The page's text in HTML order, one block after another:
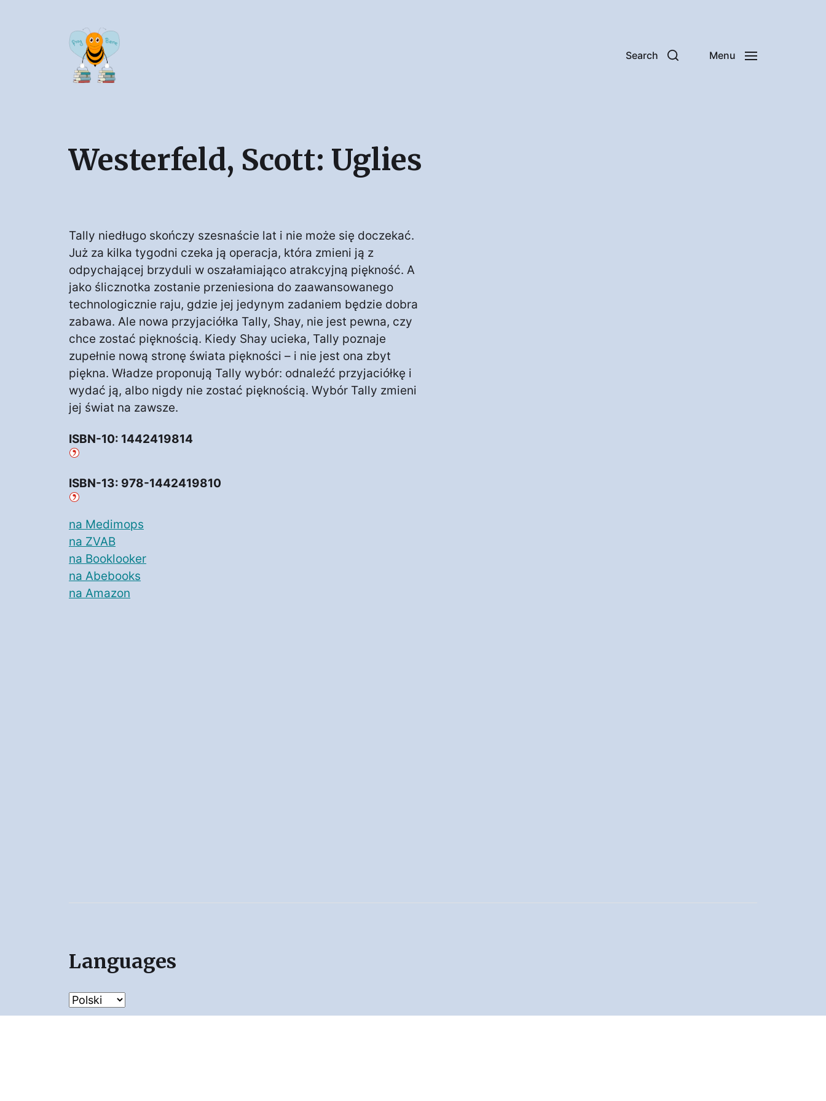
Search Menu
Westerfeld, Scott: Uglies
Tally niedługo skończy szesnaście lat i nie może się doczekać.
Już za kilka tygodni czeka ją operacja, która zmieni ją z
odpychającej brzyduli w oszałamiająco atrakcyjną piękność. A
jako ślicznotka zostanie przeniesiona do zaawansowanego
technologicznie raju, gdzie jej jedynym zadaniem będzie dobra
zabawa. Ale nowa przyjaciółka Tally, Shay, nie jest pewna, czy
chce zostać pięknością. Kiedy Shay ucieka, Tally poznaje
zupełnie nową stronę świata piękności – i nie jest ona zbyt
piękna. Władze proponują Tally wybór: odnaleźć przyjaciółkę i
wydać ją, albo nigdy nie zostać pięknością. Wybór Tally zmieni
jej świat na zawsze.
ISBN-10: 1442419814
ISBN-13: 978-1442419810
na Medimops
na ZVAB
na Booklooker
na Abebooks
na Amazon
Languages